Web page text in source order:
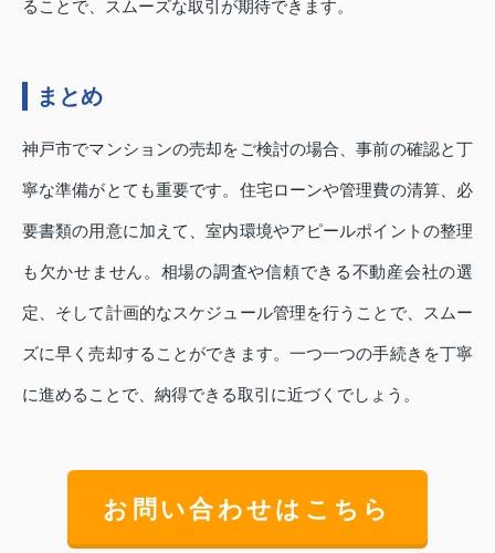
ることで、スムーズな取引が期待できます。
まとめ
神戸市でマンションの売却をご検討の場合、事前の確認と丁
寧な準備がとても重要です。住宅ローンや管理費の清算、必
要書類の用意に加えて、室内環境やアピールポイントの整理
も欠かせません。相場の調査や信頼できる不動産会社の選
定、そして計画的なスケジュール管理を行うことで、スムー
ズに早く売却することができます。一つ一つの手続きを丁寧
に進めることで、納得できる取引に近づくでしょう。
お問い合わせはこちら